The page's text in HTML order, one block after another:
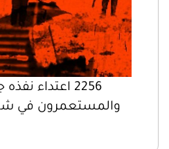
2256 اعتداء
والمستعمرون في